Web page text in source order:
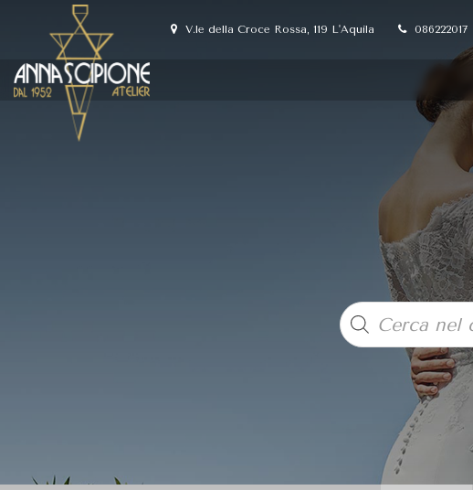
V.le della Croce Rossa, 119 L'Aquila 086222017
Products
search